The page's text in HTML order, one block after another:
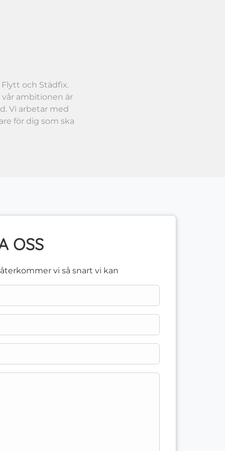
och Städfix.
ambitionen är
Vi arbetar med
för dig som ska
OSS
vi så snart vi kan